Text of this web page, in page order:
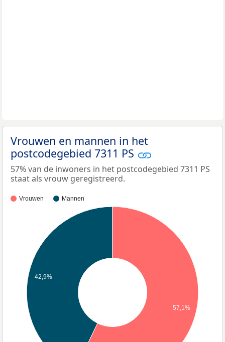
Vrouwen en mannen in het
postcodegebied 7311 PS
57% van de inwoners in het postcodegebied 7311 PS
staat als vrouw geregistreerd.
Vrouwen Mannen
42,9%
57,1%